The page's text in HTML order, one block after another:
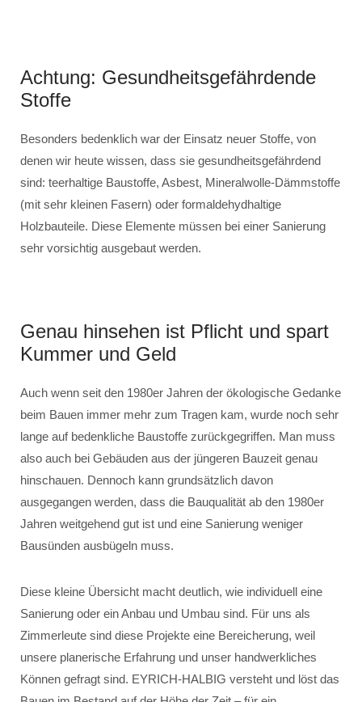
Achtung: Gesundheitsgefährdende
Stoffe
Besonders bedenklich war der Einsatz neuer Stoffe, von
denen wir heute wissen, dass sie gesundheitsgefährdend
sind: teerhaltige Baustoffe, Asbest, Mineralwolle-Dämmstoffe
(mit sehr kleinen Fasern) oder formaldehydhaltige
Holzbauteile. Diese Elemente müssen bei einer Sanierung
sehr vorsichtig ausgebaut werden.
Genau hinsehen ist Pflicht und spart
Kummer und Geld
Auch wenn seit den 1980er Jahren der ökologische Gedanke
beim Bauen immer mehr zum Tragen kam, wurde noch sehr
lange auf bedenkliche Baustoffe zurückgegriffen. Man muss
also auch bei Gebäuden aus der jüngeren Bauzeit genau
hinschauen. Dennoch kann grundsätzlich davon
ausgegangen werden, dass die Bauqualität ab den 1980er
Jahren weitgehend gut ist und eine Sanierung weniger
Bausünden ausbügeln muss.
Diese kleine Übersicht macht deutlich, wie individuell eine
Sanierung oder ein Anbau und Umbau sind. Für uns als
Zimmerleute sind diese Projekte eine Bereicherung, weil
unsere planerische Erfahrung und unser handwerkliches
Können gefragt sind. EYRICH-HALBIG versteht und löst das